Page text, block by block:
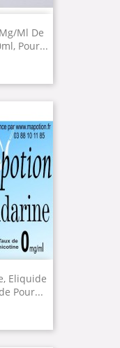
ml De
Pour...
Eliquide
Pour...